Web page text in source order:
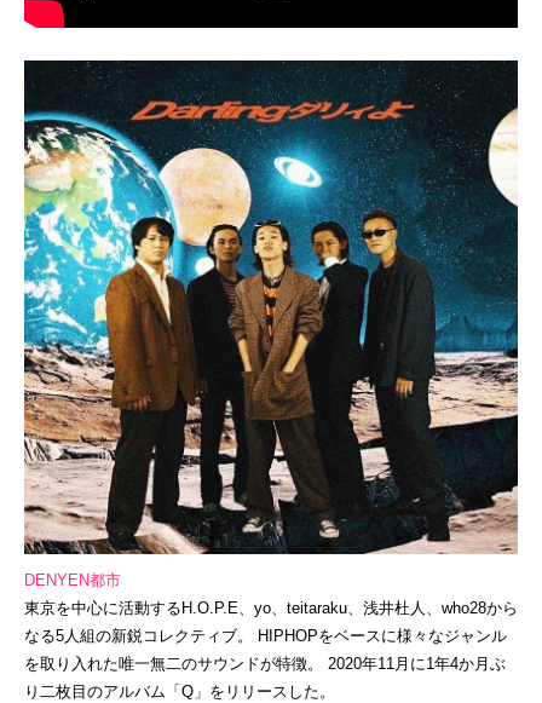
DENYEN都市
東京を中心に活動するH.O.P.E、yo、 teitaraku、浅井杜人、 who28から
なる5人組の新鋭コレクティブ。 HIPHOPをベースに様々なジ ャンル
を取り入れた唯一無二のサウンドが特徴。 2020年11月に1年4か月ぶ
り二枚目のアルバム「Q」 をリリースした。